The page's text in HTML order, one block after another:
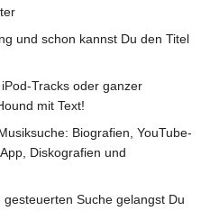
und schon kannst Du den Titel
Tracks oder ganzer
mit Text!
Biografien, YouTube-
Diskografien und
Suche gelangst Du